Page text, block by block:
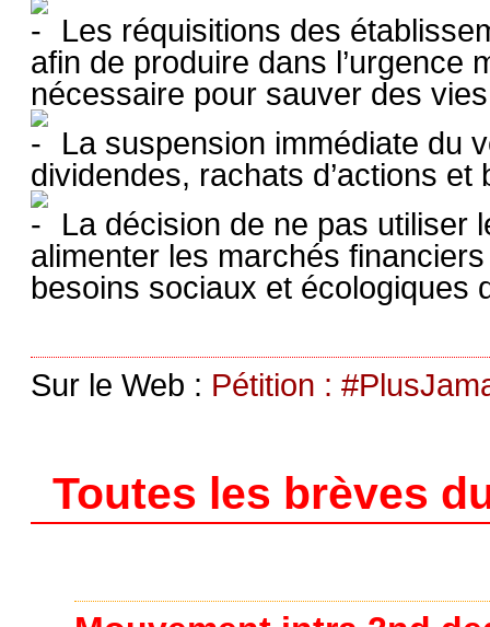
Les réquisitions des
afin de produire dans l’urgence
nécessaire pour sauver des
La suspension immédiate du
dividendes, rachats d’actions et
La décision de ne pas utiliser
alimenter les marchés
besoins sociaux et écologiques
Sur le Web : Pétition :
Toutes les brèves